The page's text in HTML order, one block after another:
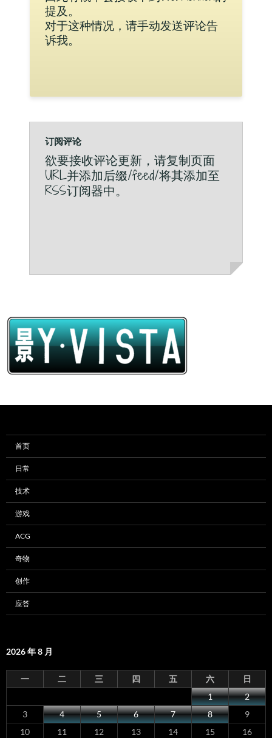
提及。
对于这种情况，请手动发送评论告
诉我。
订阅评论
欲要接收评论更新，请复制页面
URL并添加后缀/feed/将其添加至
RSS订阅器中。
首页
日常
技术
游戏
ACG
奇物
创作
应答
2026 年 8 月
一 二 三 四 五 六
日
1
2
3
4 5 6 7 8
9
10
11 12 13 14 15
16